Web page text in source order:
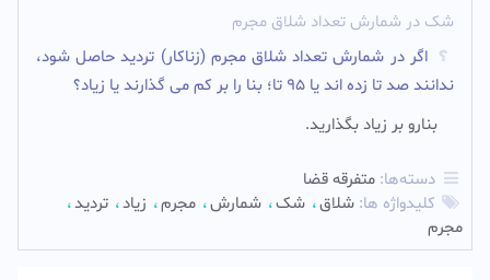
شک در شمارش تعداد شلاق مجرم
اگر در شمارش تعداد شلاق مجرم (زناکار) تردید حاصل شود،
ندانند صد تا زده اند یا 95 تا؛ بنا را بر کم می گذارند یا زیاد؟
بنارو بر زیاد بگذارید.
دسته‌ها: متفرقه قضا
کلیدواژه ها: شلاق شک شمارش مجرم زیاد
تردید
مجرم